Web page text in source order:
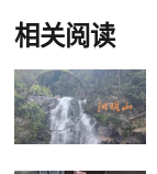
相关阅读